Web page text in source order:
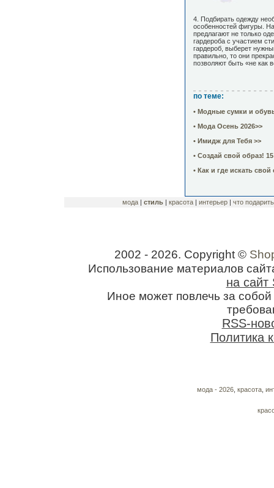
4. Подбирать одежду
особенностей фигуры.
предлагают не только
гардероба с участием
гардероб, выберет
правильно, то они
позволяют быть «не как
по теме:
• Модные сумки и
• Мода Осень 2026>>
• Имидж для Тебя >>
• Создай свой образ!
• Как и где искать свой
мода | стиль | красота | интерьер | что подарить
2002 - 2026. Copyright ©
Использование материалов
на сайт
Иное может повлечь за
RSS-
Политика
мода - 2026, красота,